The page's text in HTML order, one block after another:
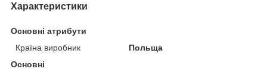
Характеристики
Основні атрибути
Країна виробник
Польща
Основні